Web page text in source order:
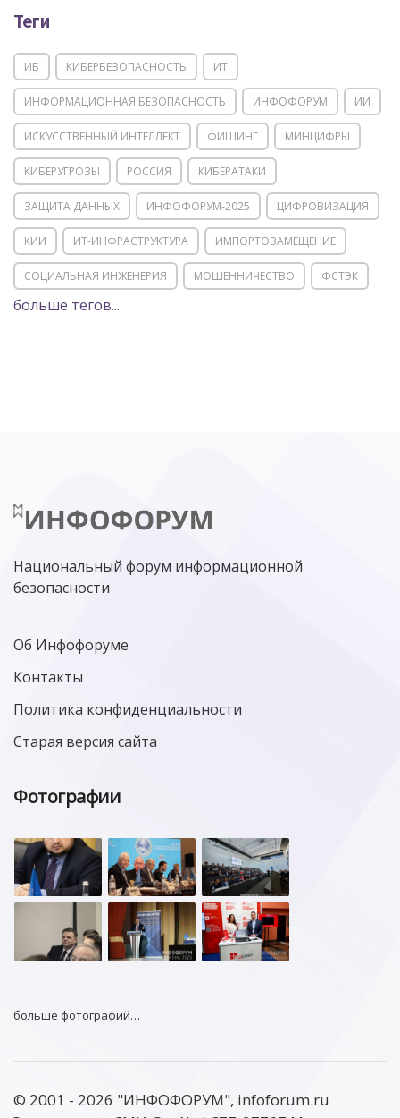
Теги
ИБ КИБЕРБЕЗОПАСНОСТЬ ИТ
ИНФОРМАЦИОННАЯ БЕЗОПАСНОСТЬ ИНФОФОРУМ ИИ
ИСКУССТВЕННЫЙ ИНТЕЛЛЕКТ ФИШИНГ МИНЦИФРЫ
КИБЕРУГРОЗЫ РОССИЯ КИБЕРАТАКИ
ЗАЩИТА ДАННЫХ ИНФОФОРУМ-2025 ЦИФРОВИЗАЦИЯ
КИИ ИТ-ИНФРАСТРУКТУРА ИМПОРТОЗАМЕЩЕНИЕ
СОЦИАЛЬНАЯ ИНЖЕНЕРИЯ МОШЕННИЧЕСТВО ФСТЭК
POSITIVE TECHNOLOGIES
МИНЦИФРЫ РОССИИ NGFW
больше тегов...
Национальный форум информационной
безопасности
Об Инфофоруме
Контакты
Политика конфиденциальности
Старая версия сайта
Фотографии
больше фотографий…
© 2001 - 2026 "ИНФОФОРУМ", infoforum.ru